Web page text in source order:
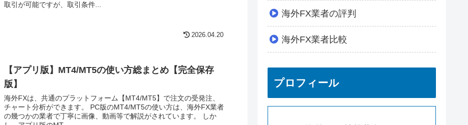
取引が可能ですが、取引条件...
2026.04.20
【アプリ版】MT4/MT5の使い方総まとめ【完全保存
版】
海外FXは、共通のプラットフォーム【MT4/MT5】で注文の受発注、
チャート分析ができます。 PC版のMT4/MT5の使い方は、海外FX業者
の幾つかの業者で丁寧に画像、動画等で解説がされています。 しか
海外FX業者の評判
海外FX業者比較
プロフィール